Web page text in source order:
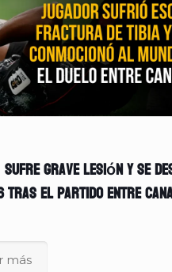
grave lesión y se
tras el partido entre
más